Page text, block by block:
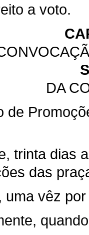
a voto.
DA
de
trinta dias
das
uma vêz